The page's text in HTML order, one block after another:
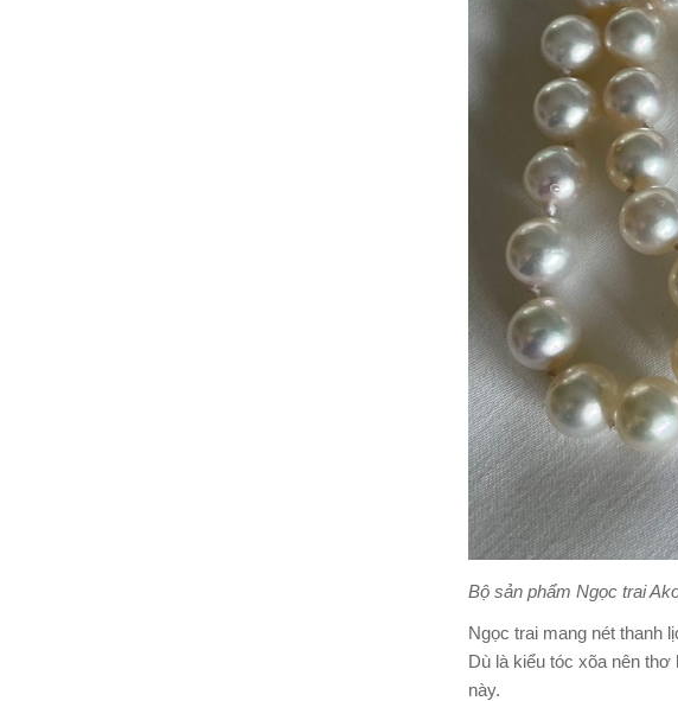
Bộ sản phẩm Ngọc trai
Ngọc trai mang nét thanh
Dù là kiểu tóc xõa nên
này.